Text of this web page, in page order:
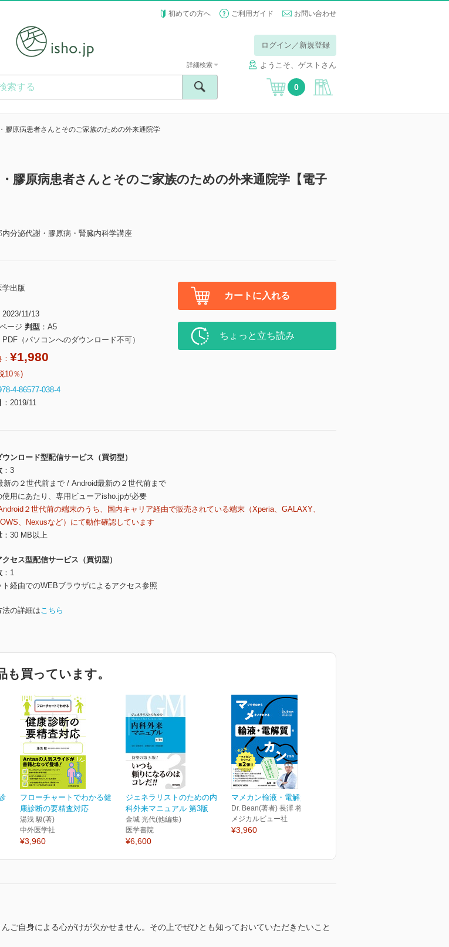
初めての方へ ご利用ガイド お問い合わせ
ログイン／新規登録
ようこそ、ゲストさん
詳細検索
0
膠原病患者さんとそのご家族のための外来通院学
膠原病患者さんとそのご家族のための外来通院学【電子
内分泌代謝・膠原病・腎臓内科学講座
学出版
2023/11/13
ージ 判型
A5
PDF（パソコンへのダウンロード不可）
¥1,980
10％)
4-86577-038-4
2019/11
カートに入れる
ちょっと立ち読み
ウンロード型配信サービス（買切型）
3
新の２世代前まで / Android最新の２世代前まで
用にあたり、専用ビューアisho.jpが必要
２世代前の端末のうち、国内キャリア経由で販売されている端末（Xperia、GALAXY、
、Nexusなど）にて動作確認しています
30 MB以上
クセス型配信サービス（買切型）
1
経由でのWEBブラウザによるアクセス参照
の詳細はこちら
買っています。
フローチャートでわかる健
康診断の要精査対応
湯浅 駿(著)
中外医学社
¥3,960
ジェネラリストのための内
科外来マニュアル 第3版
金城 光代(他編集)
医学書院
¥6,600
マメカン輸液・電解質
Dr. Bean(著者) 長澤 将(著者)
メジカルビュー社
¥3,960
ご自身による心がけが欠かせません。その上でぜひとも知っておいていただきたいこと